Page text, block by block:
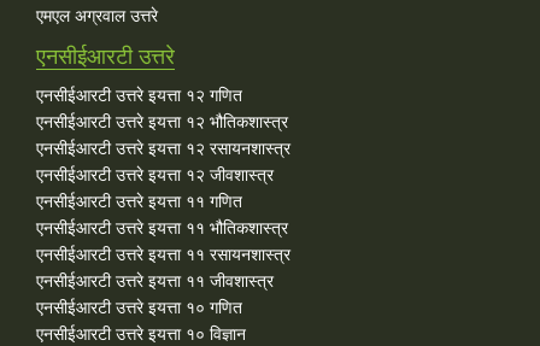
एमएल अग्रवाल उत्तरे
एनसीईआरटी उत्तरे
एनसीईआरटी उत्तरे इयत्ता १२ गणित
एनसीईआरटी उत्तरे इयत्ता १२ भौतिकशास्त्र
एनसीईआरटी उत्तरे इयत्ता १२ रसायनशास्त्र
एनसीईआरटी उत्तरे इयत्ता १२ जीवशास्त्र
एनसीईआरटी उत्तरे इयत्ता ११ गणित
एनसीईआरटी उत्तरे इयत्ता ११ भौतिकशास्त्र
एनसीईआरटी उत्तरे इयत्ता ११ रसायनशास्त्र
एनसीईआरटी उत्तरे इयत्ता ११ जीवशास्त्र
एनसीईआरटी उत्तरे इयत्ता १० गणित
एनसीईआरटी उत्तरे इयत्ता १० विज्ञान